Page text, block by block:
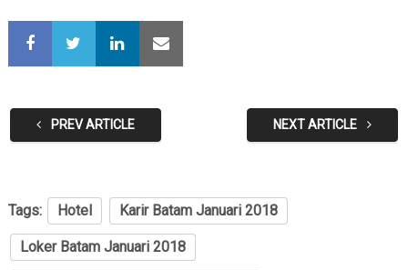
PREV ARTICLE NEXT ARTICLE
Tags: Hotel Karir Batam Januari 2018
Loker Batam Januari 2018